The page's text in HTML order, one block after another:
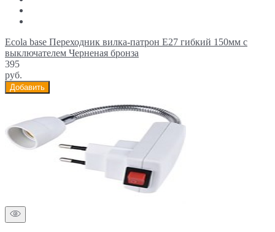
Ecola base Переходник вилка-патрон E27 гибкий 150мм c
выключателем Черненая бронза
395
руб.
Добавить